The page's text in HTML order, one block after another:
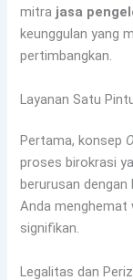
mitra jasa
keunggulan yang
pertimbangkan.
Layanan Satu
Pertama, konsep
proses birokrasi
berurusan dengan
Anda menghemat
signifikan.
Legalitas dan